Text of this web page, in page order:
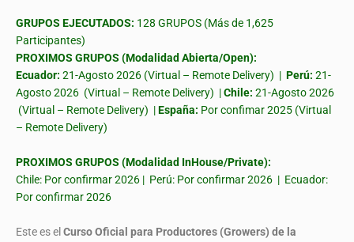
GRUPOS EJECUTADOS: 128 GRUPOS (Más de 1,625
Participantes)
PROXIMOS GRUPOS (Modalidad Abierta/Open):
Ecuador: 21-Agosto 2026 (Virtual – Remote Delivery) | Perú: 21-
Agosto 2026 (Virtual – Remote Delivery) |Chile: 21-Agosto 2026
(Virtual – Remote Delivery) |España: Por confimar 2025 (Virtual
– Remote Delivery)
PROXIMOS GRUPOS (Modalidad InHouse/Private):
Chile: Por confirmar 2026 | Perú: Por confirmar 2026 | Ecuador:
Por confirmar 2026
Este es el Curso Oficial para Productores (Growers) de la